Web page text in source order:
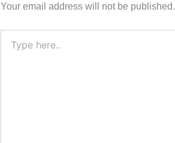
Your email address will not be published.
here..